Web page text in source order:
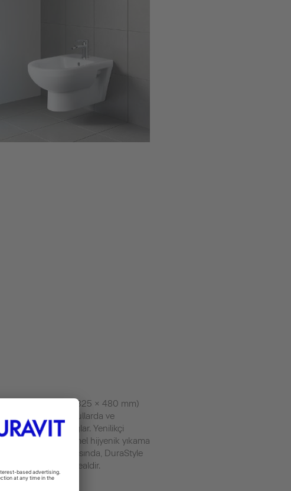
monte tuvalet (325 × 480 mm)
ve okullarda ve
tuvalet hijyeni sağlar. Yenilikçi
teknolojisi, mükemmel hijyenik yıkama
Cazip bir fiyat noktasında, DuraStyle
segmenti için de idealdir.